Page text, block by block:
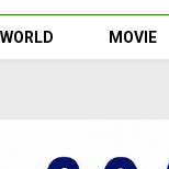
WORLD MOVIE